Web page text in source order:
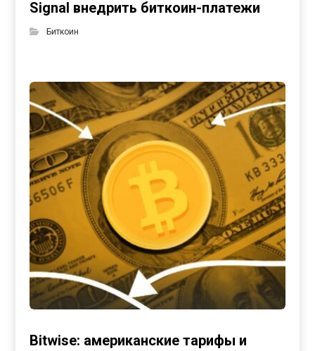
Signal внедрить биткоин-платежи
Биткоин
Bitwise: американские тарифы и